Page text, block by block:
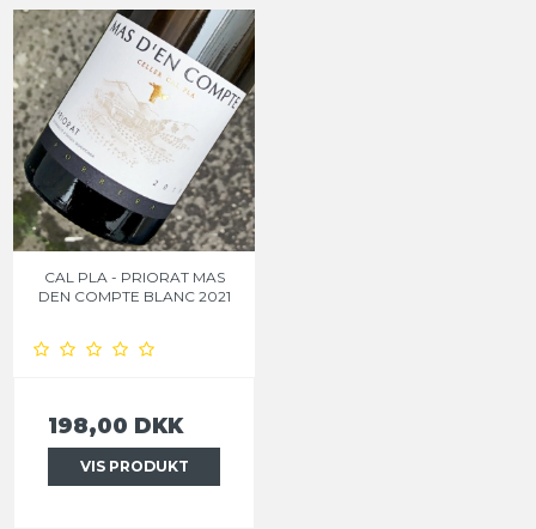
CAL PLA - PRIORAT MAS
DEN COMPTE BLANC 2021
198,00 DKK
VIS PRODUKT